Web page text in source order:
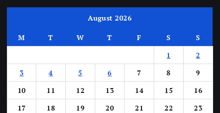
August 2026
M T W T F S
S
1
2
3
4 5 6 7 8
9
10
11 12 13 14 15
16
17
18 19 20 21 22
23